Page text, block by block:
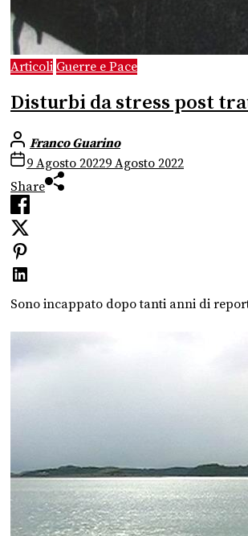
Articoli Guerre e Pace
Disturbi da stress post
Franco Guarino
9 Agosto 20229 Agosto 2022
Share
Sono incappato dopo tanti anni di